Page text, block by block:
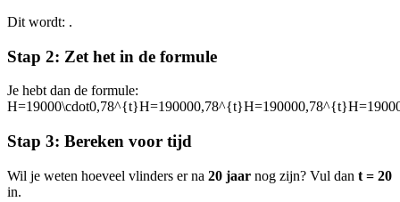
Dit wordt: .
Stap 2: Zet het in de formule
Je hebt dan de formule:
Stap 3: Bereken voor tijd
Wil je weten hoeveel vlinders er na 20 jaar nog zijn? Vul dan t = 20
in.